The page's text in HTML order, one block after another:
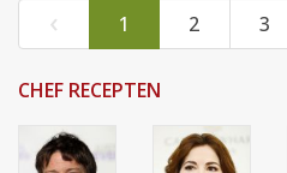
‹ 1 2 3
CHEF RECEPTEN